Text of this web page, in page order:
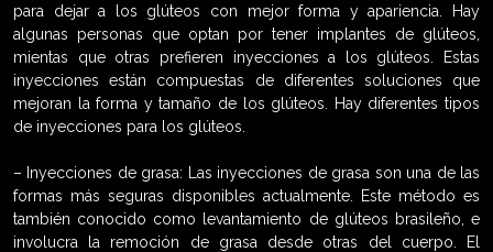
para dejar a los glúteos con mejor forma y apariencia. Hay
algunas personas que optan por tener implantes de glúteos,
mientas que otras prefieren inyecciones a los glúteos. Estas
inyecciones están compuestas de diferentes soluciones que
mejoran la forma y tamaño de los glúteos. Hay diferentes tipos
de inyecciones para los glúteos.
– Inyecciones de grasa: Las inyecciones de grasa son una de las
formas más seguras disponibles actualmente. Este método es
también conocido como levantamiento de glúteos brasileño, e
involucra la remoción de grasa desde otras del cuerpo. El